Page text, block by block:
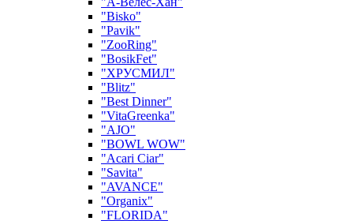
"Bisko"
"Pavik"
"ZooRing"
"BosikFet"
"ХРУСМИЛ"
"Blitz"
"Best Dinner"
"VitaGreenka"
"AJO"
"BOWL WOW"
"Acari Ciar"
"Savita"
"AVANCE"
"Organix"
"FLORIDA"